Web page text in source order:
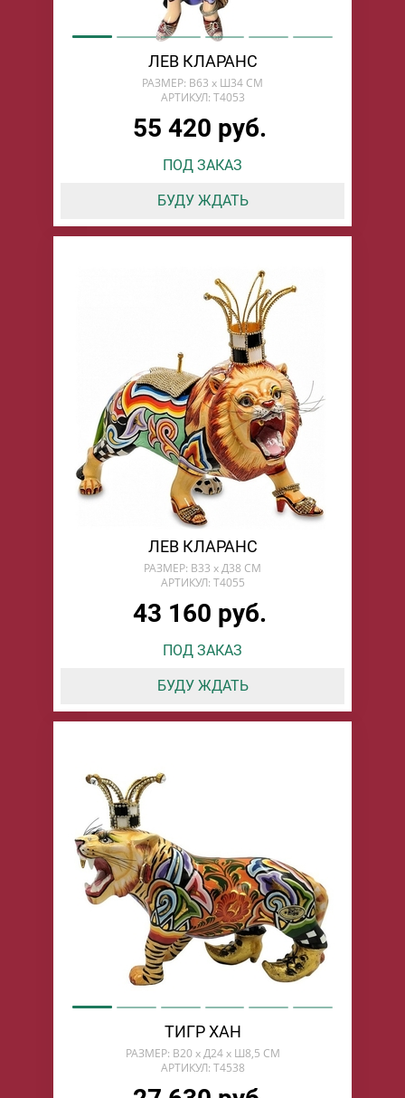
ЛЕВ КЛАРАНС
РАЗМЕР: В63 х Ш34 СМ
АРТИКУЛ: T4053
55 420 руб.
ПОД ЗАКАЗ
БУДУ ЖДАТЬ
ЛЕВ КЛАРАНС
РАЗМЕР: В33 х Д38 СМ
АРТИКУЛ: T4055
43 160 руб.
ПОД ЗАКАЗ
БУДУ ЖДАТЬ
ТИГР ХАН
РАЗМЕР: В20 х Д24 х Ш8,5 СМ
АРТИКУЛ: T4538